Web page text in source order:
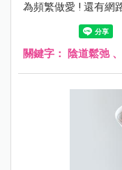
為頻繁做愛 ! 還有網
陰道鬆弛嗎？」的
關鍵字： 陰道鬆弛